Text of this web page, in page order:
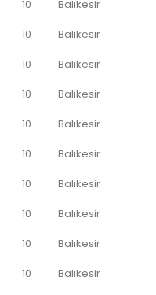
10 Balıkesir
10
Balıkesir
10
Balıkesir
10
Balıkesir
10
Balıkesir
10
Balıkesir
10
Balıkesir
10
Balıkesir
10
Balıkesir
10
Balıkesir